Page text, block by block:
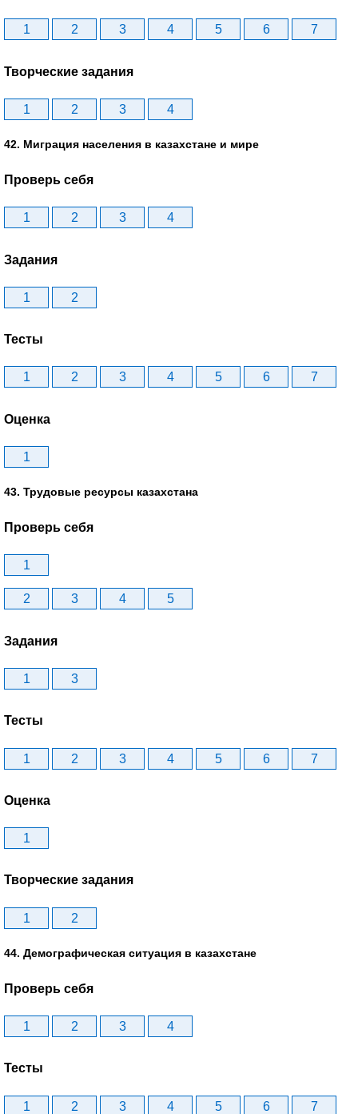
1 2 3 4 5 6 7
Творческие задания
1 2 3 4
42. Миграция населения в казахстане и мире
Проверь себя
1 2 3 4
Задания
1 2
Тесты
1 2 3 4 5 6 7
Оценка
1
43. Трудовые ресурсы казахстана
Проверь себя
1
2 3 4 5
Задания
1 3
Тесты
1 2 3 4 5 6 7
Оценка
1
Творческие задания
1 2
44. Демографическая ситуация в казахстане
Проверь себя
1 2 3 4
Тесты
1 2 3 4 5 6 7